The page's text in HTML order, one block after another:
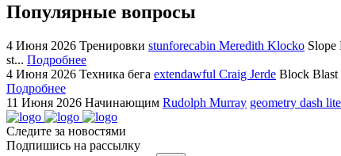
Популярные вопросы
4 Июня 2026 Тренировки stunforecabin Meredith Klocko Slope
st... Подробнее
4 Июня 2026 Техника бега extendawful Craig Jerde Block Blast
Подробнее
11 Июня 2026 Начинающим Rudolph Murray geometry dash lite
Следите за новостями
Подпишись на рассылку